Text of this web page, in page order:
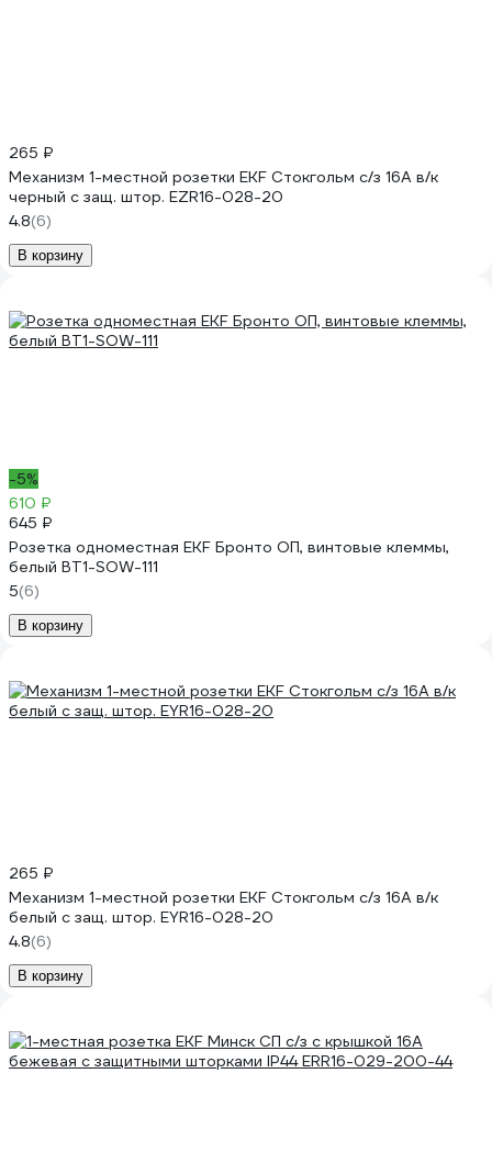
265 ₽
Механизм 1-местной розетки EKF Стокгольм с/з 16А в/к
черный с защ. штор. EZR16-028-20
4.8(6)
В корзину
-5%
610 ₽
645 ₽
Розетка одноместная EKF Бронто ОП, винтовые клеммы,
белый BT1-SOW-111
5(6)
В корзину
265 ₽
Механизм 1-местной розетки EKF Стокгольм с/з 16А в/к
белый с защ. штор. EYR16-028-20
4.8(6)
В корзину